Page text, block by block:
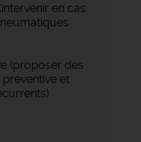
en cas
(proposer des
et